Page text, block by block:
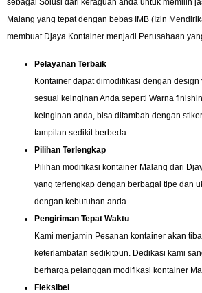
sebagai Solusi dari keraguan anda untuk memilih
Malang yang tepat dengan bebas IMB (Izin
membuat Djaya Kontainer menjadi Perusahaan
Pelayanan Terbaik
Kontainer dapat dimodifikasi dengan design
sesuai keinginan Anda seperti Warna
keinginan anda, bisa ditambah dengan
tampilan sedikit berbeda.
Pilihan Terlengkap
Pilihan modifikasi kontainer Malang dari
yang terlengkap dengan berbagai tipe dan
dengan kebutuhan anda.
Pengiriman Tepat Waktu
Kami menjamin Pesanan kontainer akan
keterlambatan sedikitpun. Dedikasi kami
berharga pelanggan modifikasi kontainer
Fleksibel